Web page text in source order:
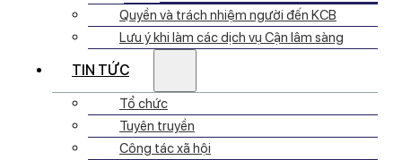
Quyền và trách nhiệm người đến KCB
Lưu ý khi làm các dịch vụ Cận lâm sàng
TIN TỨC
Tổ chức
Tuyên truyền
Công tác xã hội